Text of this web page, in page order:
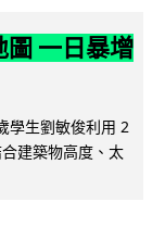
圖 一日暴增
學生劉敏俊利用 2
建築物高度、太